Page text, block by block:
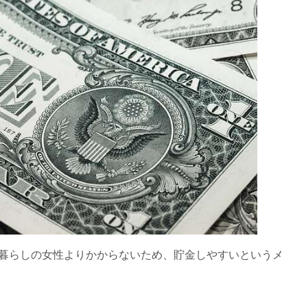
らしの女性よりかからないため、貯金しやすいというメ